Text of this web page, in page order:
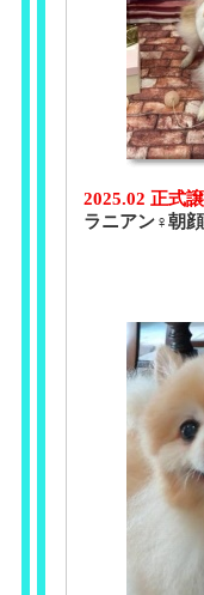
2025.02 正式
ラニアン♀朝